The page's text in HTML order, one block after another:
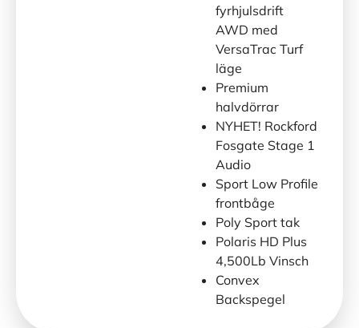
fyrhjulsdrift
AWD med
VersaTrac Turf
läge
Premium
halvdörrar
NYHET! Rockford
Fosgate Stage 1
Audio
Sport Low Profile
frontbåge
Poly Sport tak
Polaris HD Plus
4,500Lb Vinsch
Convex
Backspegel